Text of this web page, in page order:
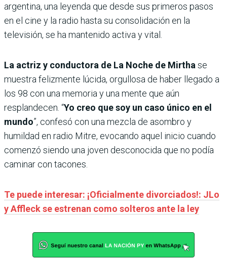
argentina, una leyenda que desde sus primeros pasos
en el cine y la radio hasta su consolidación en la
televisión, se ha mantenido activa y vital.
La actriz y conductora de La Noche de Mirtha se
muestra felizmente lúcida, orgullosa de haber llegado a
los 98 con una memoria y una mente que aún
resplandecen. “Yo creo que soy un caso único en el
mundo”, confesó con una mezcla de asombro y
humildad en radio Mitre, evocando aquel inicio cuando
comenzó siendo una joven desconocida que no podía
caminar con tacones.
Te puede interesar: ¡Oficialmente divorciados!: JLo
y Affleck se estrenan como solteros ante la ley